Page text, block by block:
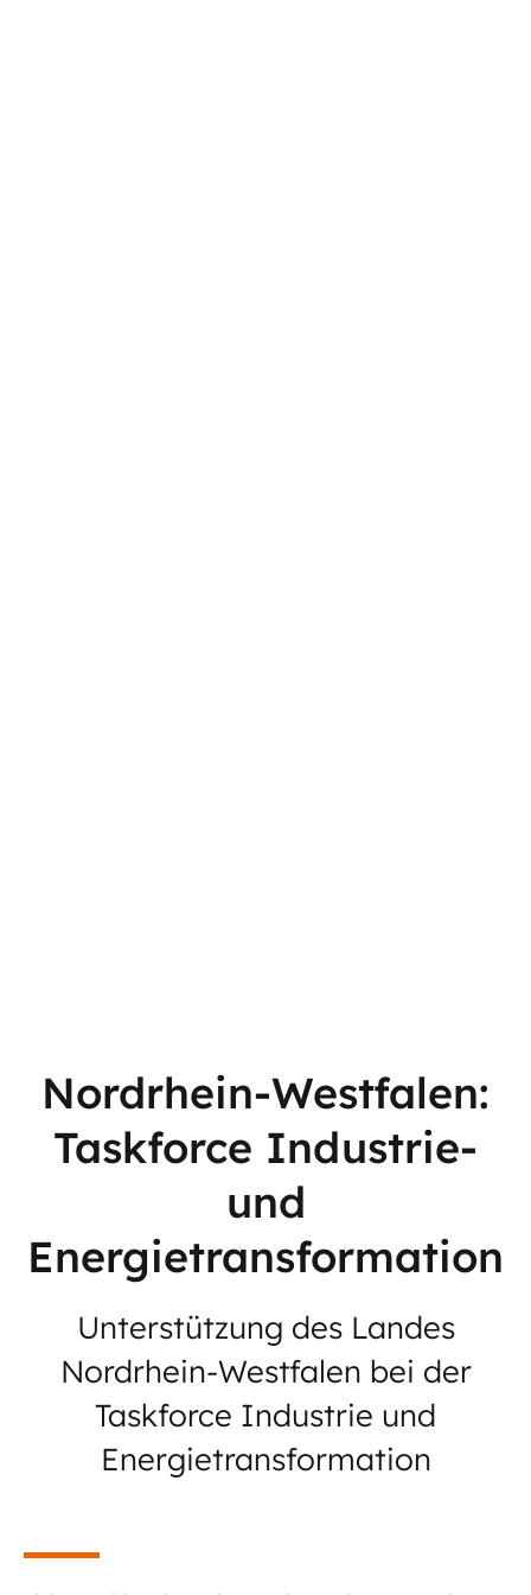
Nordrhein-Westfalen:
Taskforce Industrie-
und
Energietransformation
Unterstützung des Landes
Nordrhein-Westfalen bei der
Taskforce Industrie und
Energietransformation